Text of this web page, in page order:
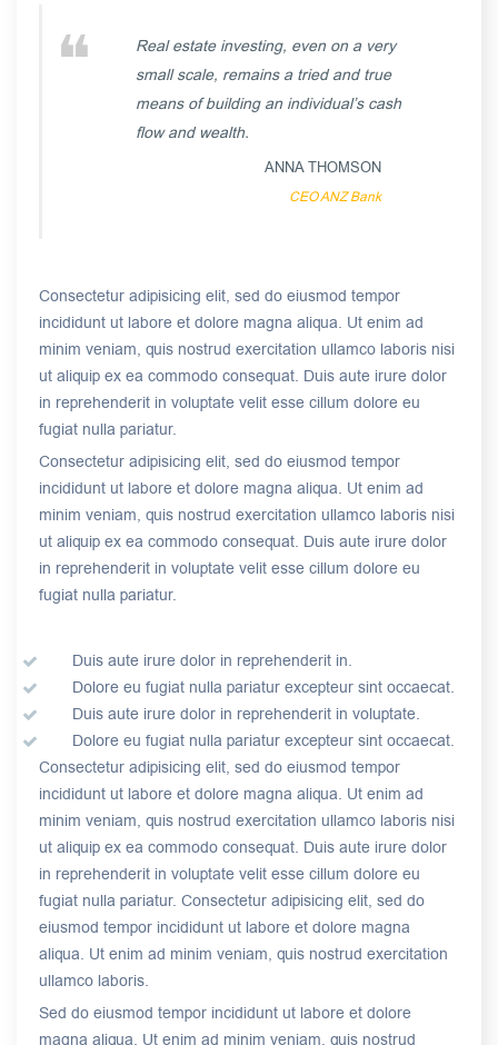
Real estate investing, even on a very
small scale, remains a tried and true
means of building an individual’s cash
flow and wealth.
ANNA THOMSON
CEO ANZ Bank
Consectetur adipisicing elit, sed do eiusmod tempor
incididunt ut labore et dolore magna aliqua. Ut enim ad
minim veniam, quis nostrud exercitation ullamco laboris nisi
ut aliquip ex ea commodo consequat. Duis aute irure dolor
in reprehenderit in voluptate velit esse cillum dolore eu
fugiat nulla pariatur.
Consectetur adipisicing elit, sed do eiusmod tempor
incididunt ut labore et dolore magna aliqua. Ut enim ad
minim veniam, quis nostrud exercitation ullamco laboris nisi
ut aliquip ex ea commodo consequat. Duis aute irure dolor
in reprehenderit in voluptate velit esse cillum dolore eu
fugiat nulla pariatur.
Duis aute irure dolor in reprehenderit in.
Dolore eu fugiat nulla pariatur excepteur sint occaecat.
Duis aute irure dolor in reprehenderit in voluptate.
Dolore eu fugiat nulla pariatur excepteur sint occaecat.
Consectetur adipisicing elit, sed do eiusmod tempor
incididunt ut labore et dolore magna aliqua. Ut enim ad
minim veniam, quis nostrud exercitation ullamco laboris nisi
ut aliquip ex ea commodo consequat. Duis aute irure dolor
in reprehenderit in voluptate velit esse cillum dolore eu
fugiat nulla pariatur. Consectetur adipisicing elit, sed do
eiusmod tempor incididunt ut labore et dolore magna
aliqua. Ut enim ad minim veniam, quis nostrud exercitation
ullamco laboris.
Sed do eiusmod tempor incididunt ut labore et dolore
magna aliqua. Ut enim ad minim veniam, quis nostrud